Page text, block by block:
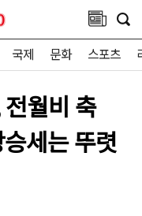
국제 문화 스포츠
월비 축
세는 뚜렷